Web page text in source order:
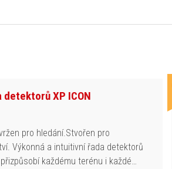
detektorů XP ICON
pro hledání.Stvořen pro
Výkonná a intuitivní řada detektorů
každému terénu i každé…